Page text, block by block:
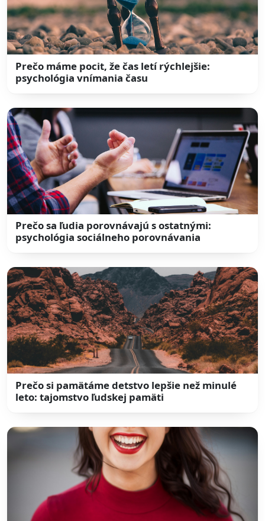
Prečo máme pocit, že čas letí rýchlejšie:
psychológia vnímania času
Prečo sa ľudia porovnávajú s ostatnými:
psychológia sociálneho porovnávania
Prečo si pamätáme detstvo lepšie než minulé
leto: tajomstvo ľudskej pamäti